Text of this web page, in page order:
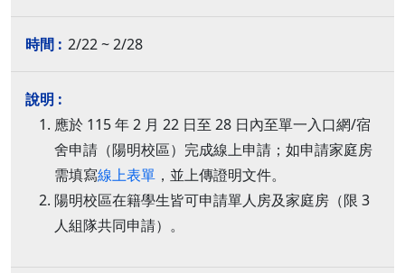
2/22 ~ 2/28
應於 115 年 2 月 22 日至 28 日內至單一入口網/宿
舍申請（陽明校區）完成線上申請；如申請家庭房
需填寫線上表單 ，並上傳證明文件。
陽明校區在籍學生皆可申請單人房及家庭房（限 3
人組隊共同申請）。